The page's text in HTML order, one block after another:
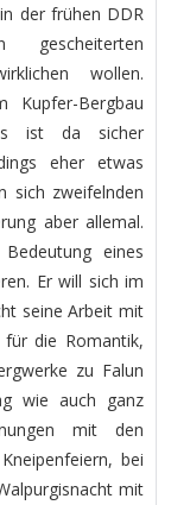
der frühen DDR
gescheiterten
wollen.
Bergbau
ist da sicher
eher etwas
sich zweifelnden
aber allemal.
eines
Er will sich im
seine Arbeit mit
die Romantik,
zu Falun
wie auch ganz
mit den
bei
mit